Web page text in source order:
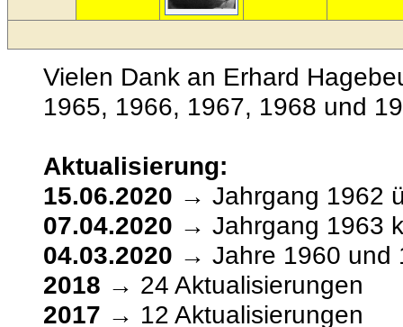
Vielen Dank an Erhard
1965, 1966, 1967, 1968 und
Aktualisierung:
15.06.2020 → Jahrgang 1962
07.04.2020 → Jahrgang 1963
04.03.2020 → Jahre 1960 und
2018 → 24 Aktualisierungen
2017 → 12 Aktualisierungen